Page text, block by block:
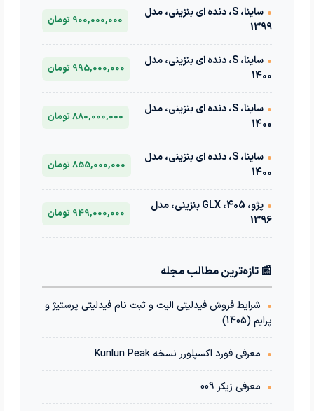
•
ساینا، S، دنده ای بنزینی، مدل
1399
900,000,000 تومان
•
ساینا، S، دنده ای بنزینی، مدل
1400
995,000,000 تومان
•
ساینا، S، دنده ای بنزینی، مدل
1400
880,000,000 تومان
•
ساینا، S، دنده ای بنزینی، مدل
1400
855,000,000 تومان
•
پژو، 405، GLX بنزینی، مدل
1396
949,000,000 تومان
📰 تازه‌ترین مطالب مجله
• شرایط فروش فیدلیتی الیت و ثبت نام فیدلیتی پرستیژ و
پرایم (1405)
• معرفی فورد اکسپلورر نسخه Kunlun Peak
• معرفی زیکر 009